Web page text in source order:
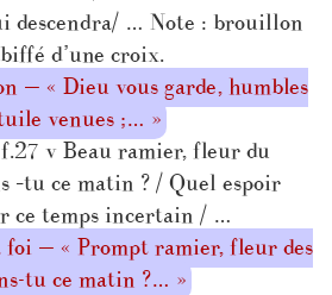
descendra/ … Note : brouillon
d’une croix.
— « Dieu vous garde, humbles
venues ;… »
v Beau ramier, fleur du
–tu ce matin ? / Quel espoir
ce temps incertain / …
foi — « Prompt ramier, fleur des
tu ce matin ?… »